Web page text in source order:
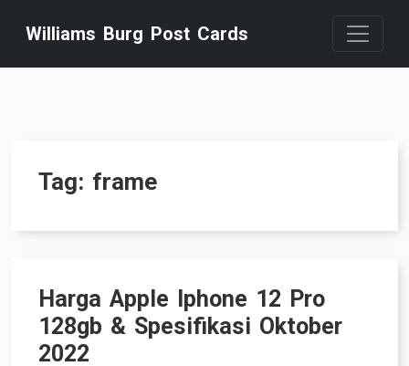
content
Williams Burg Post Cards
Tag: frame
Harga Apple Iphone 12 Pro
128gb & Spesifikasi Oktober
2022